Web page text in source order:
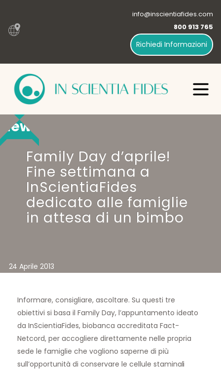
info@inscientiafides.com
800 913 765
Richiedi Informazioni
Family Day d’aprile!
Fine settimana a
InScientiaFides
dedicato alle famiglie
in attesa di un bimbo
24 Aprile 2013
News
Informare, consigliare, ascoltare. Su questi tre
obiettivi si basa il Family Day, l’appuntamento ideato
da InScientiaFides, biobanca accreditata Fact-
Netcord, per accogliere direttamente nelle propria
sede le famiglie che vogliono saperne di più
sull’opportunità di conservare le cellule staminali